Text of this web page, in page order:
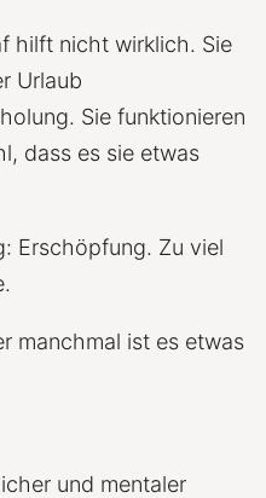
hilft nicht wirklich. Sie
Urlaub
Sie funktionieren
dass es sie etwas
Erschöpfung. Zu viel
manchmal ist es etwas
und mentaler